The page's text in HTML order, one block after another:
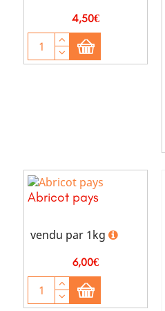
Prix
4,50€
Abricot pays
vendu par 1kg
Prix
6,00€